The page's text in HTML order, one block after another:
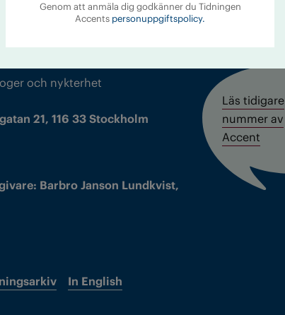
och nykterhet
21, 116 33 Stockholm
Barbro Janson Lundkvist,
In English
Läs tidigare
nummer av
Accent
Genom att anmäla dig godkänner du Tidningen
Accents personuppgiftspolicy.